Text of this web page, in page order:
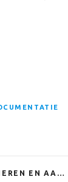
AANPASSEN